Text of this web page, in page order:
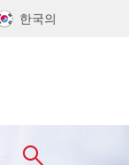
한국의